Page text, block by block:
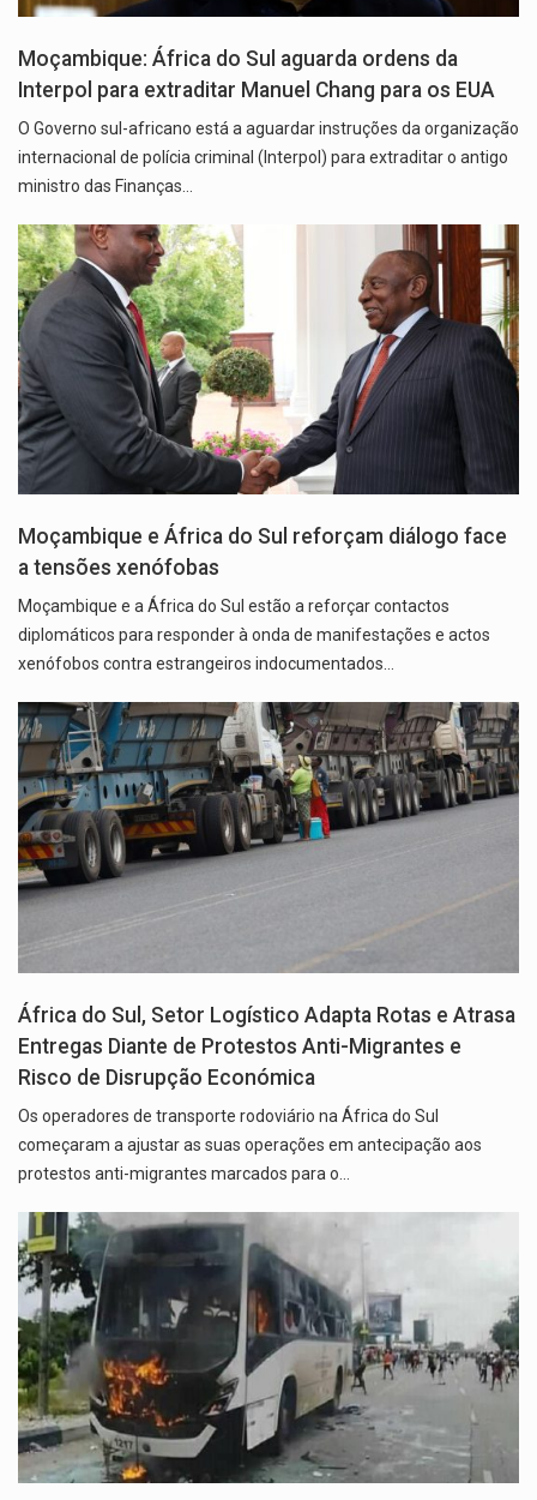
Moçambique: África do Sul aguarda ordens da
Interpol para extraditar Manuel Chang para os EUA
O Governo sul-africano está a aguardar instruções da organização
internacional de polícia criminal (Interpol) para extraditar o antigo
ministro das Finanças…
Moçambique e África do Sul reforçam diálogo face
a tensões xenófobas
Moçambique e a África do Sul estão a reforçar contactos
diplomáticos para responder à onda de manifestações e actos
xenófobos contra estrangeiros indocumentados…
África do Sul, Setor Logístico Adapta Rotas e Atrasa
Entregas Diante de Protestos Anti-Migrantes e
Risco de Disrupção Económica
Os operadores de transporte rodoviário na África do Sul
começaram a ajustar as suas operações em antecipação aos
protestos anti-migrantes marcados para o…